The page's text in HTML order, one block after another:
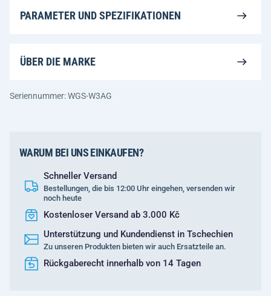
PARAMETER UND SPEZIFIKATIONEN
ÜBER DIE MARKE
Seriennummer: WGS-W3AG
WARUM BEI UNS EINKAUFEN?
Schneller Versand
Bestellungen, die bis 12:00 Uhr eingehen, versenden wir
noch heute
Kostenloser Versand ab 3.000 Kč
Unterstützung und Kundendienst in Tschechien
Zu unseren Produkten bieten wir auch Ersatzteile an.
Rückgaberecht innerhalb von 14 Tagen